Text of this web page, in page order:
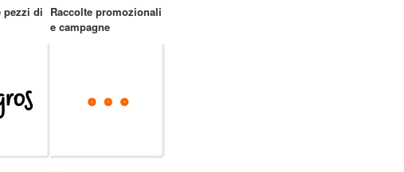
pezzi di Raccolte promozionali
e campagne